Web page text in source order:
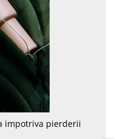
impotriva pierderii